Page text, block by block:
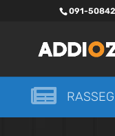
091-
